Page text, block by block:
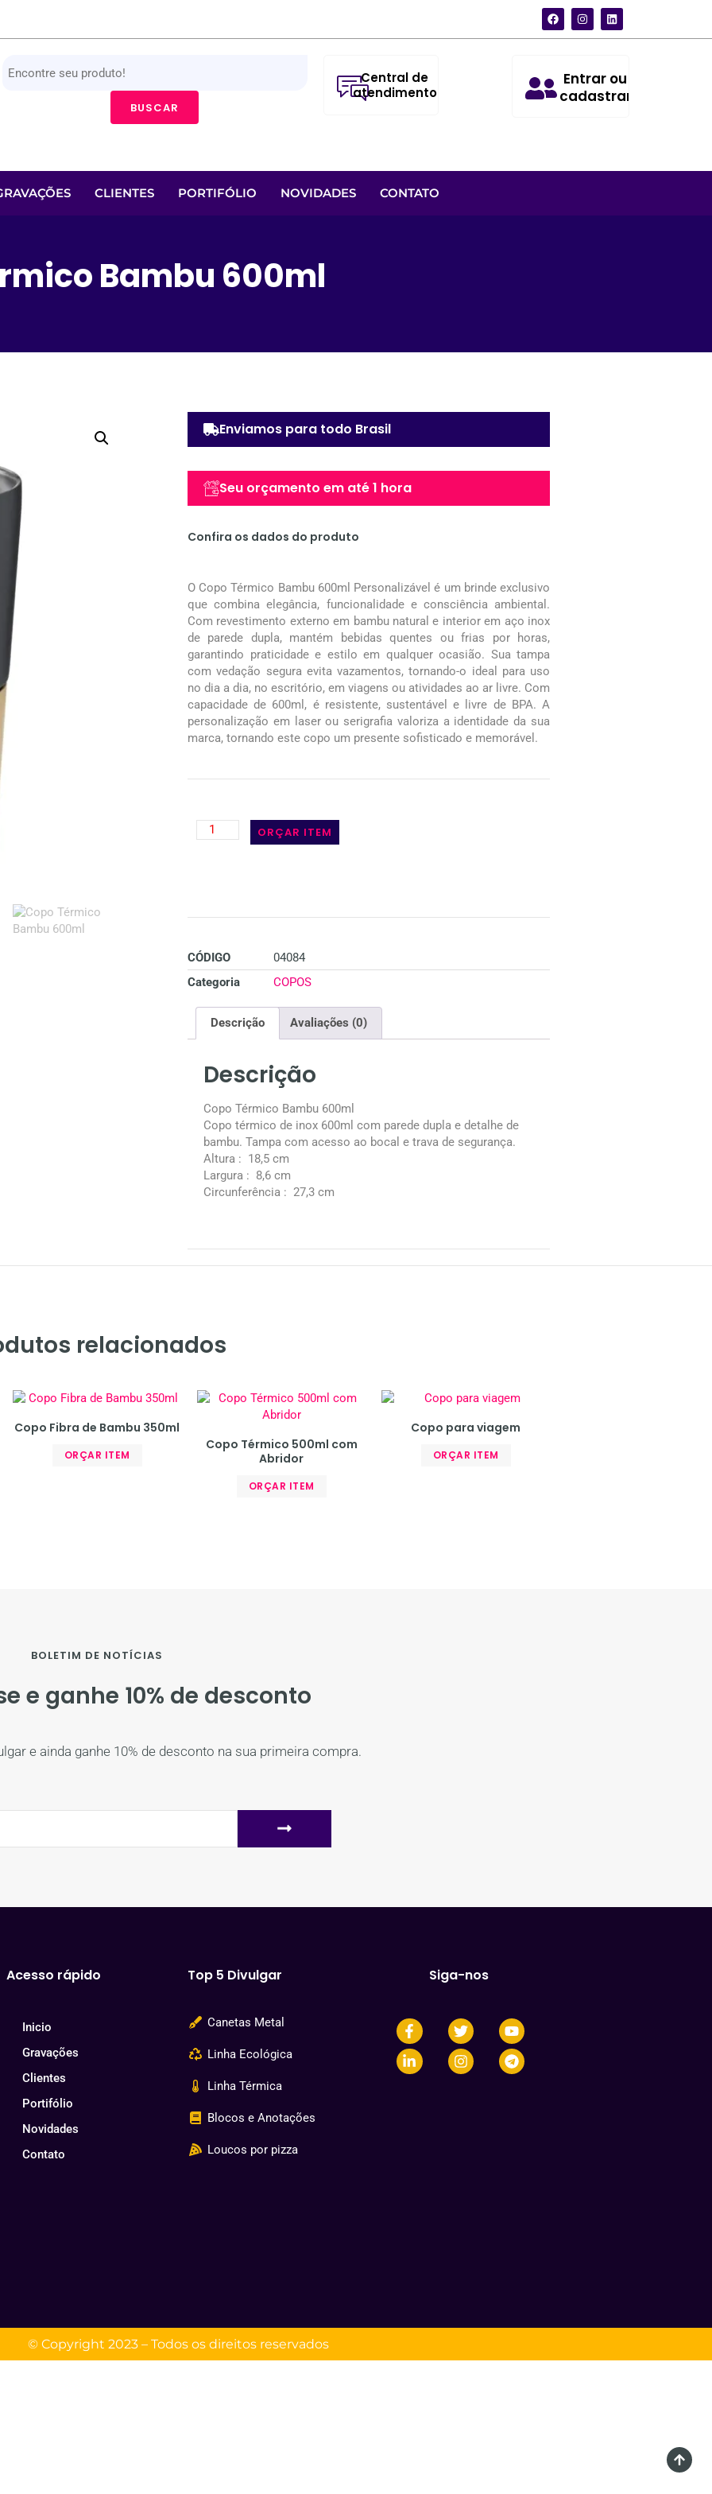
BUSCAR
Central de
atendimento
Entrar ou
cadastrar
CLIENTES PORTIFÓLIO NOVIDADES CONTATO
Bambu 600ml
Enviamos para todo Brasil
Seu orçamento em até 1 hora
Confira os dados do produto
O Copo Térmico Bambu 600ml Personalizável é um brinde exclusivo
que combina elegância, funcionalidade e consciência ambiental.
Com revestimento externo em bambu natural e interior em aço inox
de parede dupla, mantém bebidas quentes ou frias por horas,
garantindo praticidade e estilo em qualquer ocasião. Sua tampa
com vedação segura evita vazamentos, tornando-o ideal para uso
no dia a dia, no escritório, em viagens ou atividades ao ar livre. Com
capacidade de 600ml, é resistente, sustentável e livre de BPA. A
personalização em laser ou serigrafia valoriza a identidade da sua
marca, tornando este copo um presente sofisticado e memorável.
ORÇAR ITEM
CÓDIGO
04084
Categoria
COPOS
Descrição Avaliações (0)
Descrição
Copo Térmico Bambu 600ml
Copo térmico de inox 600ml com parede dupla e detalhe de
bambu. Tampa com acesso ao bocal e trava de segurança.
Altura : 18,5 cm
Largura : 8,6 cm
Circunferência : 27,3 cm
relacionados
Copo Fibra de Bambu 350ml
ORÇAR ITEM
Copo Térmico 500ml com
Abridor
ORÇAR ITEM
Copo para viagem
ORÇAR ITEM
BOLETIM DE NOTÍCIAS
e ganhe 10% de desconto
e ainda ganhe 10% de desconto na sua primeira compra.
Acesso rápido
Inicio
Gravações
Clientes
Portifólio
Novidades
Contato
Top 5 Divulgar
Canetas Metal
Linha Ecológica
Linha Térmica
Blocos e Anotações
Loucos por pizza
Siga-nos
© Copyright 2023 – Todos os direitos reservados